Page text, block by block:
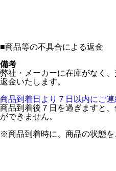
■商品等の不具合による返金
備考
弊社・メーカーに在庫がなく、
返金いたします。
商品到着日より７日以内にご連
商品到着後７日を過ぎますと
ができません。
※商品到着時に、商品の状態を